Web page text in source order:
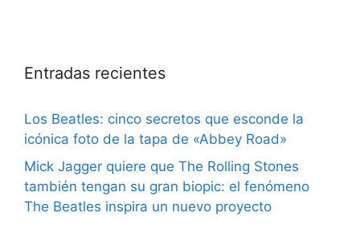
Entradas recientes
Los Beatles: cinco secretos que esconde la
icónica foto de la tapa de «Abbey Road»
Mick Jagger quiere que The Rolling Stones
también tengan su gran biopic: el fenómeno
The Beatles inspira un nuevo proyecto